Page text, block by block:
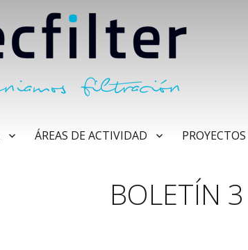
ÁREAS DE ACTIVIDAD PROYECTOS
BOLETÍN